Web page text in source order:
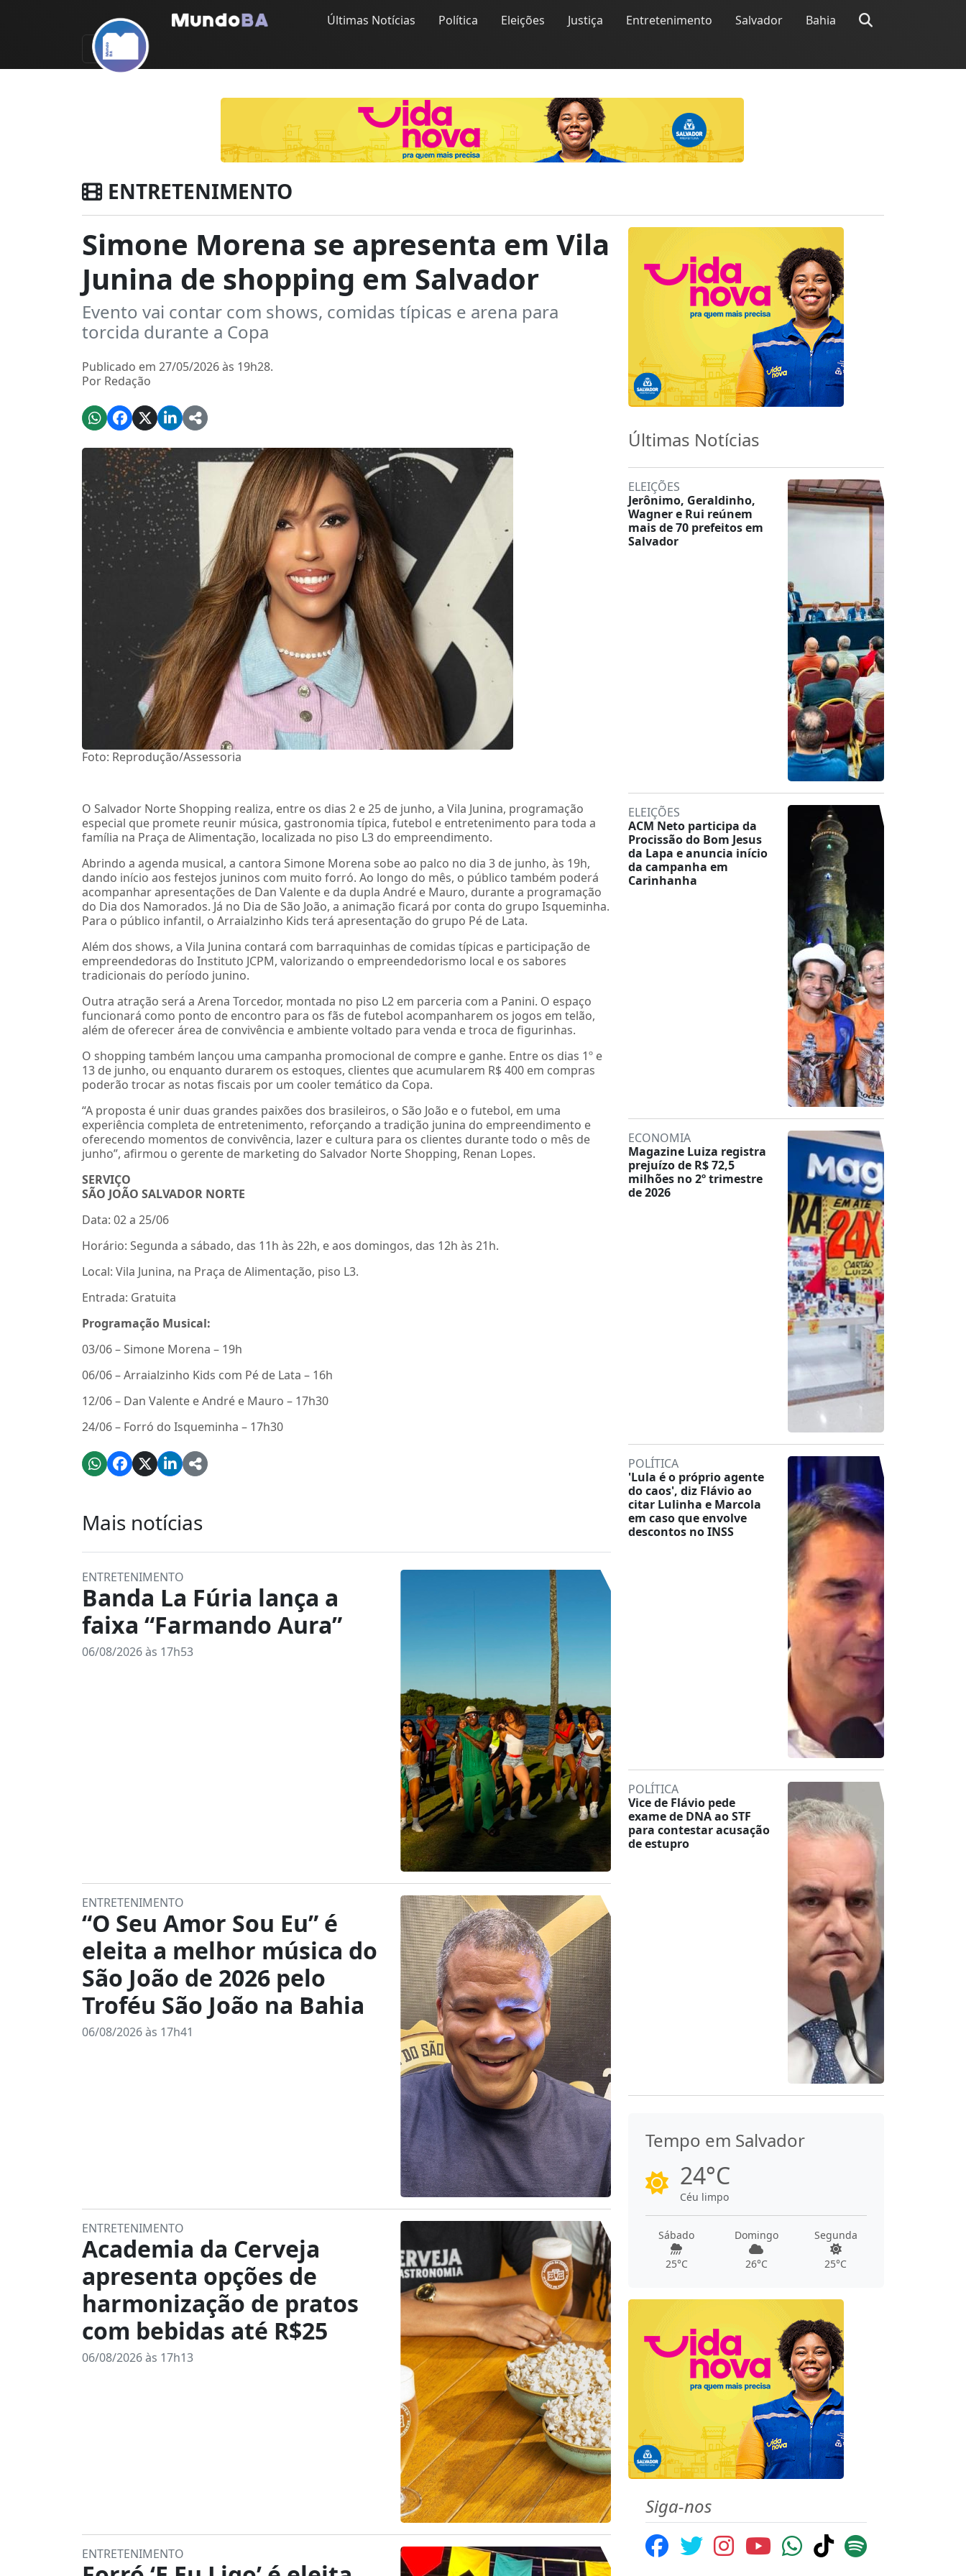
Últimas Notícias Política Eleições Justiça Entretenimento Salvador Bahia
ENTRETENIMENTO
Simone Morena se apresenta em Vila
Junina de shopping em Salvador
Evento vai contar com shows, comidas típicas e arena para
torcida durante a Copa
Publicado em 27/05/2026 às 19h28.
Por Redação
Foto: Reprodução/Assessoria
O Salvador Norte Shopping realiza, entre os dias 2 e 25 de junho, a Vila Junina, programação
especial que promete reunir música, gastronomia típica, futebol e entretenimento para toda a
família na Praça de Alimentação, localizada no piso L3 do empreendimento.
Abrindo a agenda musical, a cantora Simone Morena sobe ao palco no dia 3 de junho, às 19h,
dando início aos festejos juninos com muito forró. Ao longo do mês, o público também poderá
acompanhar apresentações de Dan Valente e da dupla André e Mauro, durante a programação
do Dia dos Namorados. Já no Dia de São João, a animação ficará por conta do grupo Isqueminha.
Para o público infantil, o Arraialzinho Kids terá apresentação do grupo Pé de Lata.
Além dos shows, a Vila Junina contará com barraquinhas de comidas típicas e participação de
empreendedoras do Instituto JCPM, valorizando o empreendedorismo local e os sabores
tradicionais do período junino.
Outra atração será a Arena Torcedor, montada no piso L2 em parceria com a Panini. O espaço
funcionará como ponto de encontro para os fãs de futebol acompanharem os jogos em telão,
além de oferecer área de convivência e ambiente voltado para venda e troca de figurinhas.
O shopping também lançou uma campanha promocional de compre e ganhe. Entre os dias 1º e
13 de junho, ou enquanto durarem os estoques, clientes que acumularem R$ 400 em compras
poderão trocar as notas fiscais por um cooler temático da Copa.
“A proposta é unir duas grandes paixões dos brasileiros, o São João e o futebol, em uma
experiência completa de entretenimento, reforçando a tradição junina do empreendimento e
oferecendo momentos de convivência, lazer e cultura para os clientes durante todo o mês de
junho”, afirmou o gerente de marketing do Salvador Norte Shopping, Renan Lopes.
SERVIÇO
SÃO JOÃO SALVADOR NORTE
Data: 02 a 25/06
Horário: Segunda a sábado, das 11h às 22h, e aos domingos, das 12h às 21h.
Local: Vila Junina, na Praça de Alimentação, piso L3.
Entrada: Gratuita
Programação Musical:
03/06 – Simone Morena – 19h
06/06 – Arraialzinho Kids com Pé de Lata – 16h
12/06 – Dan Valente e André e Mauro – 17h30
24/06 – Forró do Isqueminha – 17h30
Mais notícias
ENTRETENIMENTO
Banda La Fúria lança a
faixa “Farmando Aura”
06/08/2026 às 17h53
ENTRETENIMENTO
“O Seu Amor Sou Eu” é
eleita a melhor música do
São João de 2026 pelo
Troféu São João na Bahia
06/08/2026 às 17h41
ENTRETENIMENTO
Academia da Cerveja
apresenta opções de
harmonização de pratos
com bebidas até R$25
06/08/2026 às 17h13
ENTRETENIMENTO
Últimas Notícias
ELEIÇÕES
Jerônimo, Geraldinho,
Wagner e Rui reúnem
mais de 70 prefeitos em
Salvador
ELEIÇÕES
ACM Neto participa da
Procissão do Bom Jesus
da Lapa e anuncia início
da campanha em
Carinhanha
ECONOMIA
Magazine Luiza registra
prejuízo de R$ 72,5
milhões no 2º trimestre
de 2026
POLÍTICA
'Lula é o próprio agente
do caos', diz Flávio ao
citar Lulinha e Marcola
em caso que envolve
descontos no INSS
POLÍTICA
Vice de Flávio pede
exame de DNA ao STF
para contestar acusação
de estupro
Tempo em Salvador
24°C
Céu limpo
Sábado
25°C
Domingo
26°C
Segunda
25°C
Siga-nos